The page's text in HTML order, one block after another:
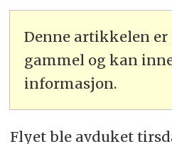
Denne artikkelen er
gammel og kan
informasjon.
Flyet ble avduket